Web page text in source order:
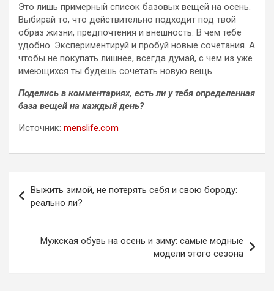
Это лишь примерный список базовых вещей на осень.
Выбирай то, что действительно подходит под твой
образ жизни, предпочтения и внешность. В чем тебе
удобно. Экспериментируй и пробуй новые сочетания. А
чтобы не покупать лишнее, всегда думай, с чем из уже
имеющихся ты будешь сочетать новую вещь.
Поделись в комментариях, есть ли у тебя определенная
база вещей на каждый день?
Источник: menslife.com
по
записям
Выжить зимой, не потерять себя и свою бороду:
реально ли?
Мужская обувь на осень и зиму: самые модные
модели этого сезона